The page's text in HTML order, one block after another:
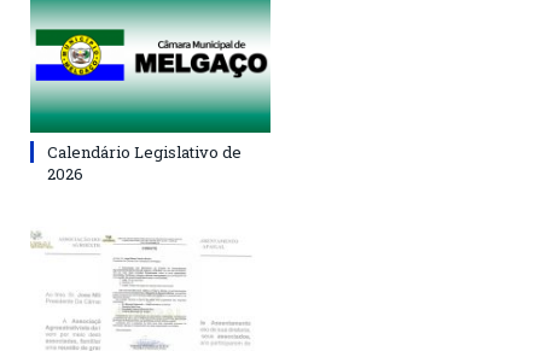
Calendário Legislativo de
2026